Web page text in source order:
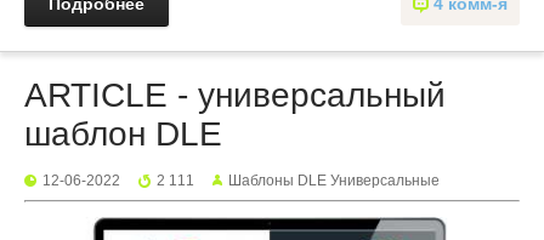
ARTICLE - универсальный
шаблон DLE
12-06-2022 2 111 Шаблоны DLE Универсальные